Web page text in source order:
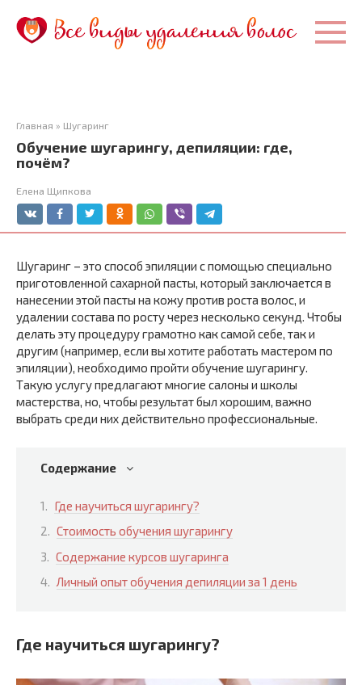
контенту
Главная » Шугаринг
Обучение шугарингу, депиляции: где,
почём?
Елена Щипкова
Шугаринг – это способ эпиляции с помощью специально
приготовленной сахарной пасты, который заключается в
нанесении этой пасты на кожу против роста волос, и
удалении состава по росту через несколько секунд. Чтобы
делать эту процедуру грамотно как самой себе, так и
другим (например, если вы хотите работать мастером по
эпиляции), необходимо пройти обучение шугарингу.
Такую услугу предлагают многие салоны и школы
мастерства, но, чтобы результат был хорошим, важно
выбрать среди них действительно профессиональные.
Содержание
Где научиться шугарингу?
Стоимость обучения шугарингу
Содержание курсов шугаринга
Личный опыт обучения депиляции за 1 день
Где научиться шугарингу?